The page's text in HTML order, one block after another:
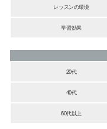
レッスンの環境
学習効果
20代
40代
60代以上